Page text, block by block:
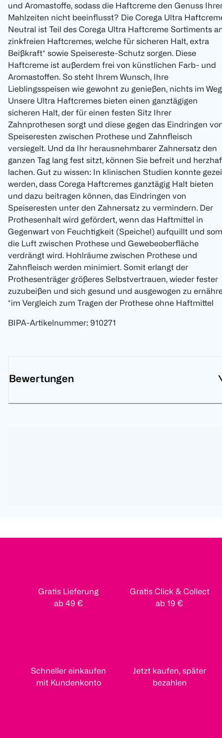
und Aromastoffe, sodass die Haftcreme den Genuss
Mahlzeiten nicht beeinflusst? Die Corega Ultra
Neutral ist Teil des Corega Ultra Haftcreme Sortiments
zinkfreien Haftcremes, welche für sicheren Halt, extra
Beißkraft* sowie Speisereste-Schutz sorgen. Diese
Haftcreme ist außerdem frei von künstlichen Farb- und
Aromastoffen. So steht Ihrem Wunsch, Ihre
Lieblingsspeisen wie gewohnt zu genießen, nichts im
Unsere Ultra Haftcremes bieten einen ganztägigen
sicheren Halt, der für einen festen Sitz Ihrer
Zahnprothesen sorgt und diese gegen das Eindringen
Speiseresten zwischen Prothese und Zahnfleisch
versiegelt. Und da Ihr herausnehmbarer Zahnersatz den
ganzen Tag lang fest sitzt, können Sie befreit und
lachen. Gut zu wissen: In klinischen Studien konnte
werden, dass Corega Haftcremes ganztägig Halt bieten
und dazu beitragen können, das Eindringen von
Speiseresten unter den Zahnersatz zu vermindern. Der
Prothesenhalt wird gefördert, wenn das Haftmittel in
Gegenwart von Feuchtigkeit (Speichel) aufquillt und
die Luft zwischen Prothese und Gewebeoberfläche
verdrängt wird. Hohlräume zwischen Prothese und
Zahnfleisch werden minimiert. Somit erlangt der
Prothesenträger größeres Selbstvertrauen, wieder fester
zuzubeißen und sich gesund und ausgewogen zu
*im Vergleich zum Tragen der Prothese ohne Haftmittel
BIPA-Artikelnummer: 910271
Bewertungen
Gratis Lieferung
ab 49 €
Gratis Click & Collect
ab 19 €
Schneller einkaufen
mit Kundenkonto
Jetzt kaufen, später
bezahlen